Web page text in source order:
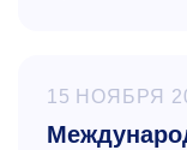
15 НОЯБРЯ